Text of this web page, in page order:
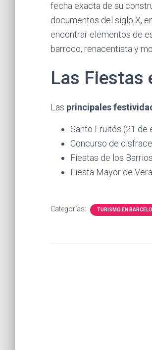
fecha exacta de su
documentos del siglo X,
encontrar elementos de
barroco, renacentista y
Las Fiestas
Las principales
Santo Fruitós (21 de
Concurso de
Fiestas de los
Fiesta Mayor de
Categorías: TURISMO EN